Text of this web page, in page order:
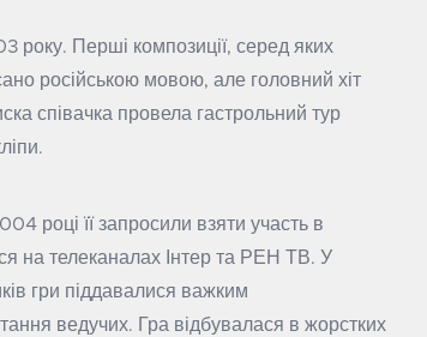
Перші композиції, серед яких
російською мовою, але головний хіт
співачка провела гастрольний тур
році її запросили взяти участь в
на телеканалах Інтер та РЕН ТВ. У
гри піддавалися важким
ведучих. Гра відбувалася в жорстких